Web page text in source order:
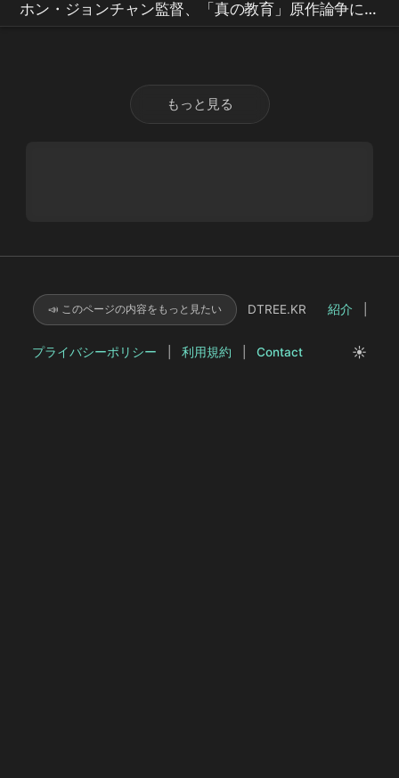
ホン・ジョンチャン監督、「真の教育」原作論争にも
諦められなかった理由！ | Netflix [真の教育] 制作発
もっと見る
📣 このページの内容をもっと見たい DTREE.KR 紹介
プライバシーポリシー 利用規約 Contact ☀️